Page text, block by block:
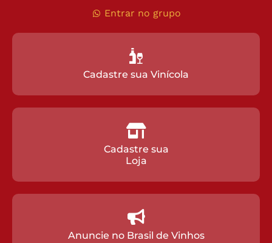
Entrar no grupo
Cadastre sua Vinícola
Cadastre sua
Loja
Anuncie no Brasil de Vinhos